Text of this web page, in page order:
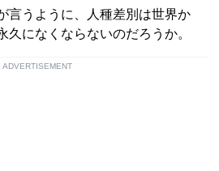
言うように、人種差別は世界か
久になくならないのだろうか。
ADVERTISEMENT